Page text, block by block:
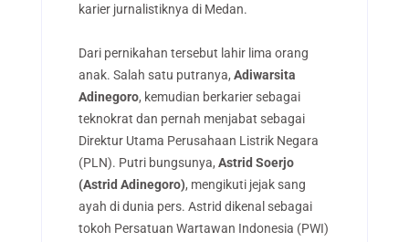
karier jurnalistiknya di Medan.
Dari pernikahan tersebut lahir lima orang
anak. Salah satu putranya, Adiwarsita
Adinegoro, kemudian berkarier sebagai
teknokrat dan pernah menjabat sebagai
Direktur Utama Perusahaan Listrik Negara
(PLN). Putri bungsunya, Astrid Soerjo
(Astrid Adinegoro), mengikuti jejak sang
ayah di dunia pers. Astrid dikenal sebagai
tokoh Persatuan Wartawan Indonesia (PWI)